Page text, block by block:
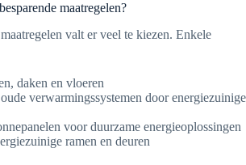
maatregelen?
valt er veel te kiezen. Enkele
daken en vloeren
verwarmingssystemen door energiezuinige
voor duurzame energieoplossingen
ramen en deuren